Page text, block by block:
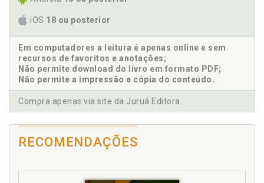
Contexto em que vivem hoje os adolescentes
Corpo. Significado de se adquirir um outro corpo, p.
20
Crescimento. Significado de se adquirir um outro
corpo, p. 20
Cripta. Considerações sobre a cripta e o fantasma, e
sobre os efeitos de sua presença no psiquismo, p. 53
D
Desamparo. Contexto em que vivem hoje os
iOS 18 ou posterior
Em computadores a leitura é apenas online e sem
recursos de favoritos e anotações;
Não permite download do livro em formato PDF;
Não permite a impressão e cópia do conteúdo.
Compra apenas via site da Juruá Editora.
RECOMENDAÇÕES